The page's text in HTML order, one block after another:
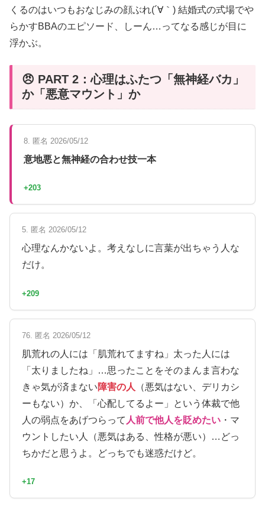
くるのはいつもおなじみの顔ぶれ(´∀｀) 結婚式の式場でや
らかすBBAのエピソード、しーん…ってなる感じが目に
浮かぶ。
😠 PART 2：心理はふたつ「無神経バカ」
か「悪意マウント」か
8. 匿名 2026/05/12
意地悪と無神経の合わせ技一本
+203
5. 匿名 2026/05/12
心理なんかないよ。考えなしに言葉が出ちゃう人な
だけ。
+209
76. 匿名 2026/05/12
肌荒れの人には「肌荒れてますね」太った人には
「太りましたね」…思ったことをそのまんま言わな
きゃ気が済まない障害の人
（悪気はない、デリカシ
ーもない）か、「心配してるよー」という体裁で他
人の弱点をあげつらって 人前で他人を貶めたい ・マ
ウントしたい人（悪気はある、性格が悪い）…どっ
ちかだと思うよ。どっちでも迷惑だけど。
+17